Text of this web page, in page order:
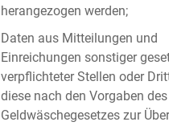
herangezogen werden;
Daten aus Mitteilungen und
Einreichungen sonstiger
verpflichteter Stellen oder
diese nach den Vorgaben des
Geldwäschegesetzes zur